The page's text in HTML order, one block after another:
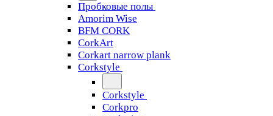
Пробковые полы
Amorim Wise
BFM CORK
CorkArt
Corkart narrow plank
Corkstyle
Corkstyle
Corkpro